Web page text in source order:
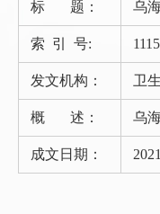
标 题： 乌
索 引 号:
发文机构： 卫
概 述： 乌
成文日期：